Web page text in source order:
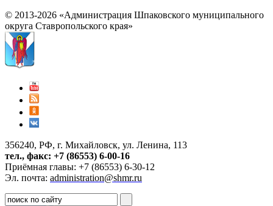
© 2013-2026 «Администрация Шпаковского муниципального
округа Ставропольского края»
356240, РФ, г. Михайловск, ул. Ленина, 113
тел., факс: +7 (86553) 6-00-16
Приёмная главы: +7 (86553) 6-30-12
Эл. почта: administration@shmr.ru